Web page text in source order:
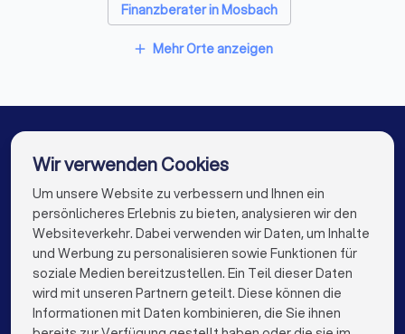
Finanzberater in Mosbach
Finanzberater in Sinsheim
Finanzberater in Brackenheim
Finanzberater in Obersulm
Finanzberater in Berlin
Finanzberater in Hamburg
Finanzberater in München
Finanzberater in Köln
Finanzberater in Frankfurt am Main
add Mehr Orte anzeigen
Die besten Finanzberater für Sie
info@trustlocal.de
Wir verwenden Cookies
Um unsere Website zu verbessern und Ihnen ein
persönlicheres Erlebnis zu bieten, analysieren wir den
Websiteverkehr. Dabei verwenden wir Daten, um Inhalte
und Werbung zu personalisieren sowie Funktionen für
soziale Medien bereitzustellen. Ein Teil dieser Daten
wird mit unseren Partnern geteilt. Diese können die
Informationen mit Daten kombinieren, die Sie ihnen